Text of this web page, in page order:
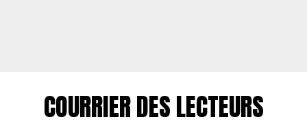
COURRIER DES LECTEURS